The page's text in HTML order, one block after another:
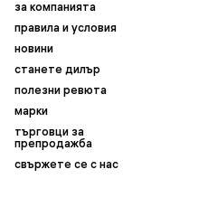
за компанията
правила и условия
новини
станете дилър
полезни ревюта
марки
търговци за
препродажба
свържете се с нас